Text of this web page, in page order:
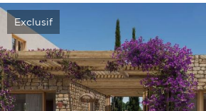
Exclusif